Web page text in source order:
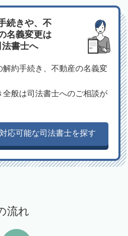
続きや、不
名義変更は
法書士へ
約手続き、不動産の名義変
般は司法書士へのご相談が
応可能な司法書士を探す
流れ